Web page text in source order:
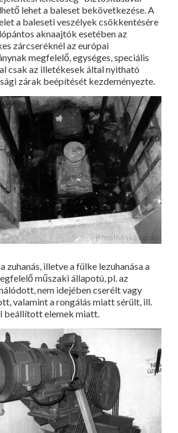
lehet a baleset bekövetkezése. A
a baleseti veszélyek csökkentésére
aknaajtók esetében az
zárcseréknél az európai
megfele­lő, egységes, speciális
csak az illetékesek által nyitható
zárak beépítését kezdeményezte.
zuhanás, illetve a fülke lezuhanása a
műszaki állapotú, pl. az
nem idejében cserélt vagy
valamint a rongálás miatt sérült, ill.
beállított ele­mek miatt.